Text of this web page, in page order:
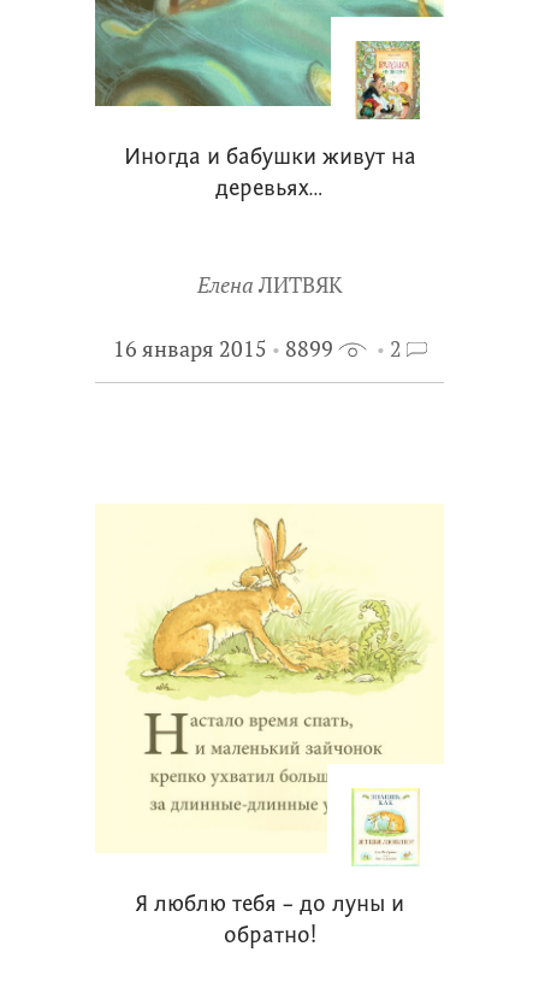
Иногда и бабушки живут на
деревьях…
Елена ЛИТВЯК
16 января 2015 8899 2
Я люблю тебя – до луны и
обратно!